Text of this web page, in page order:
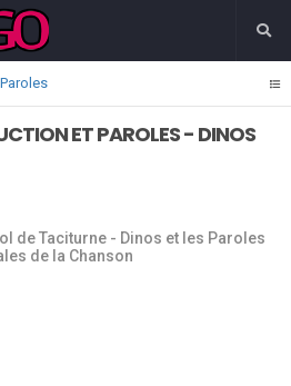
ET PAROLES - DINOS
de Taciturne - Dinos et les Paroles
de la Chanson